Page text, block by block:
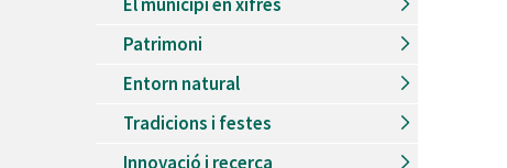
Patrimoni
Entorn natural
Tradicions i festes
Innovació i recerca